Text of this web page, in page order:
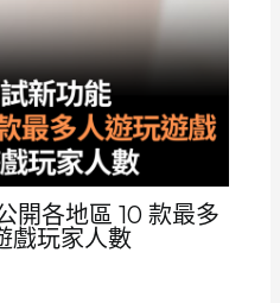
各地區 10 款最多
戲玩家人數